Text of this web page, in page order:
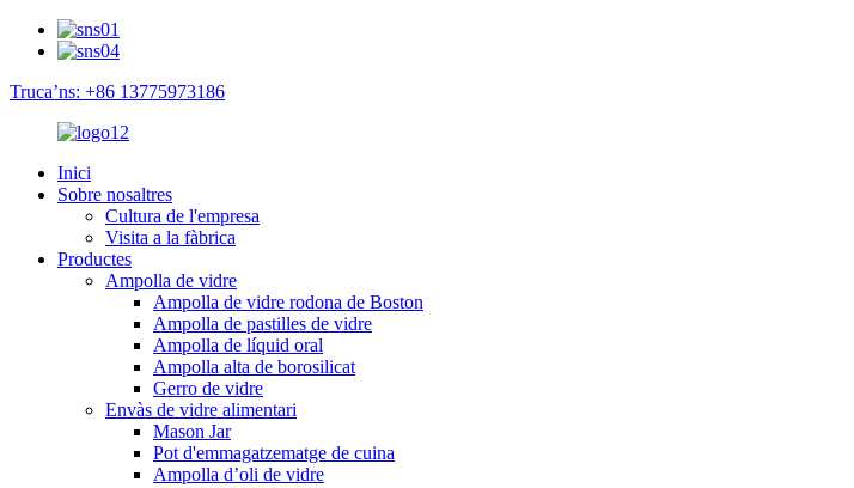
Truca’ns: +86 13775973186
Inici
Sobre nosaltres
Cultura de l'empresa
Visita a la fàbrica
Productes
Ampolla de vidre
Ampolla de vidre rodona de Boston
Ampolla de pastilles de vidre
Ampolla de líquid oral
Ampolla alta de borosilicat
Gerro de vidre
Envàs de vidre alimentari
Mason Jar
Pot d'emmagatzematge de cuina
Ampolla d’oli de vidre